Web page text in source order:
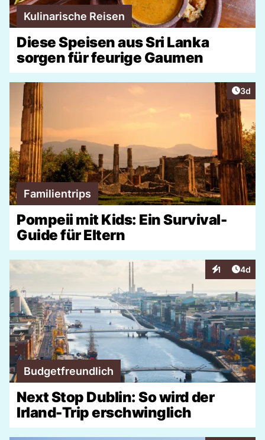
Kulinarische Reisen
Diese Speisen aus Sri Lanka
sorgen für feurige Gaumen
3d
Familientrips
Pompeii mit Kids: Ein Survival-
Guide für Eltern
1
Interaktionen
4d
Budgetfreundlich
Next Stop Dublin: So wird der
Irland-Trip erschwinglich